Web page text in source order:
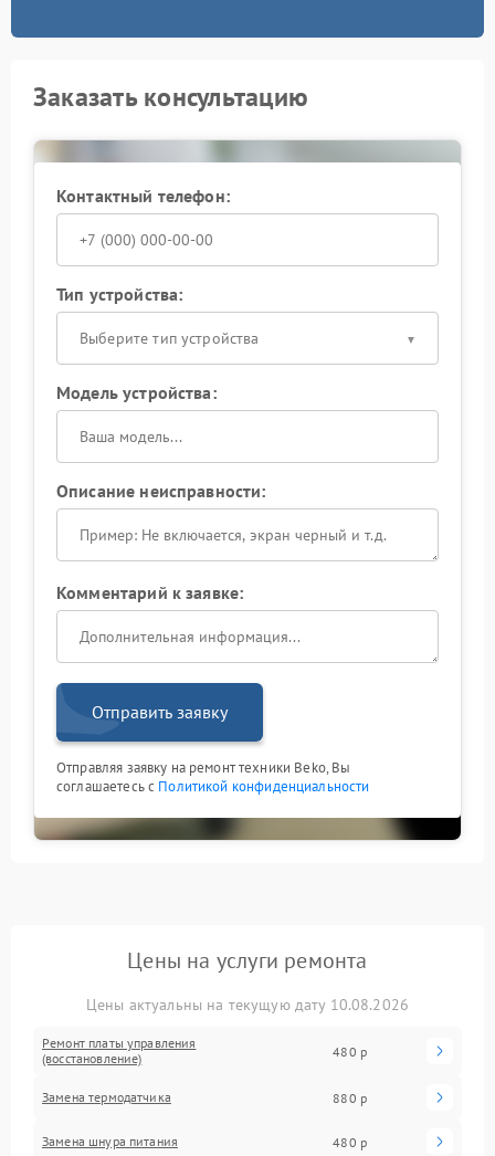
Заказать консультацию
Контактный телефон:
Тип устройства:
Выберите тип устройства
Модель устройства:
Описание неисправности:
Комментарий к заявке:
Отправить заявку
Отправляя заявку на ремонт техники Beko, Вы
соглашаетесь с Политикой конфиденциальности
Цены на услуги ремонта
Цены актуальны на текущую дату 10.08.2026
Ремонт платы управления
(восстановление)
480 р
Замена термодатчика 880 р
Замена шнура питания 480 р